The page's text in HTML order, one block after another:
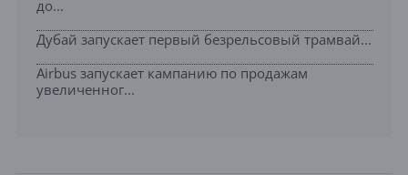
до...
Дубай запускает первый безрельсовый трамвай...
Airbus запускает кампанию по продажам
увеличенног...